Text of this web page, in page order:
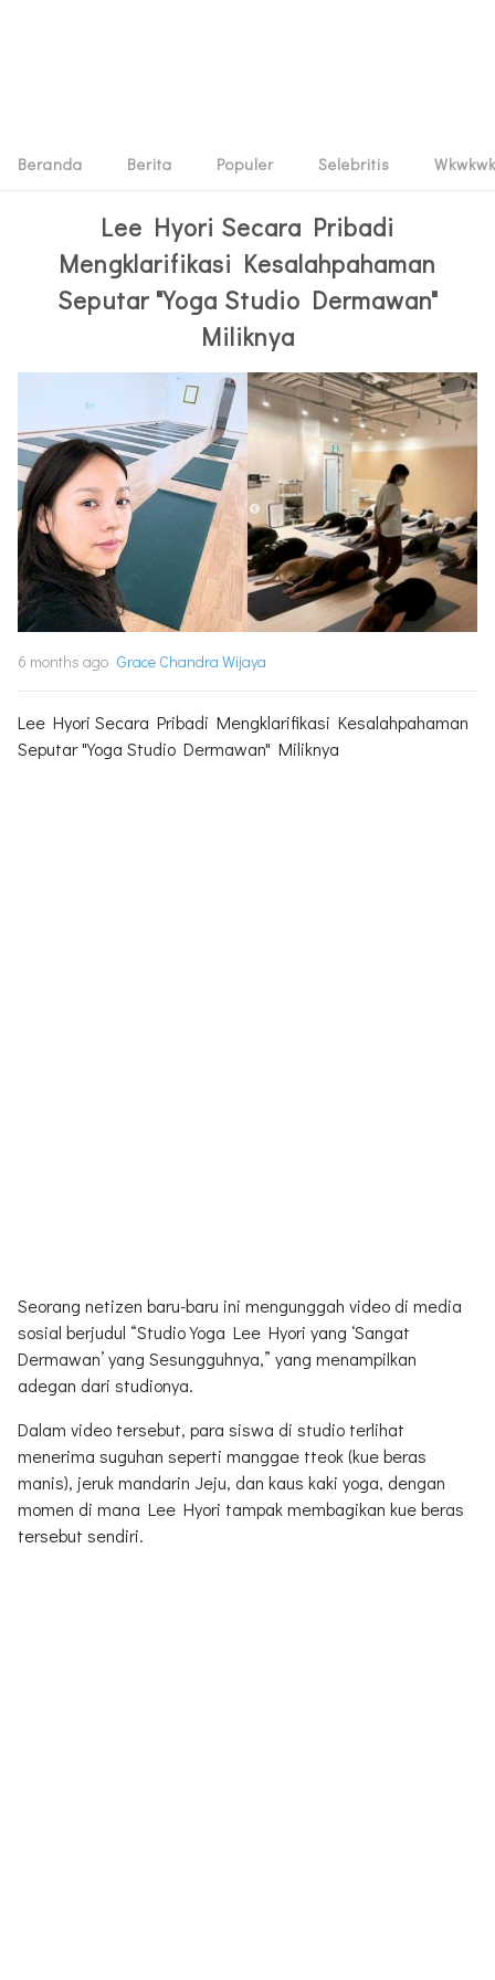
Beranda Berita Populer Selebritis Wkwkwk
Lee Hyori Secara Pribadi
Mengklarifikasi Kesalahpahaman
Seputar "Yoga Studio Dermawan"
Miliknya
6 months ago Grace Chandra Wijaya
Lee Hyori Secara Pribadi Mengklarifikasi Kesalahpahaman
Seputar "Yoga Studio Dermawan" Miliknya
Seorang netizen baru-baru ini mengunggah video di media
sosial berjudul “Studio Yoga Lee Hyori yang ‘Sangat
Dermawan’ yang Sesungguhnya,” yang menampilkan
adegan dari studionya.
Dalam video tersebut, para siswa di studio terlihat
menerima suguhan seperti manggae tteok (kue beras
manis), jeruk mandarin Jeju, dan kaus kaki yoga, dengan
momen di mana Lee Hyori tampak membagikan kue beras
tersebut sendiri.